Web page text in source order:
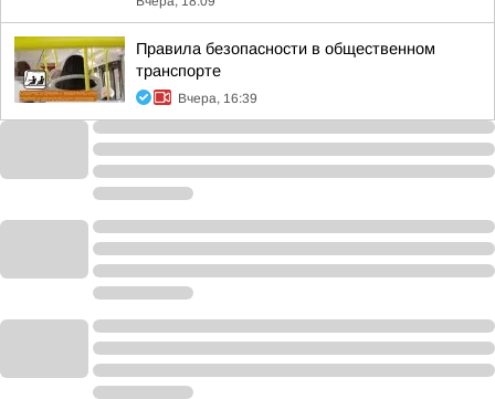
Правила безопасности в общественном
транспорте
Вчера, 16:39